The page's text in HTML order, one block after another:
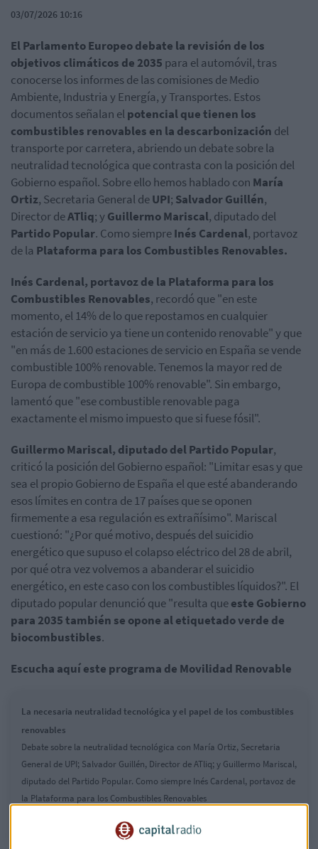
03/07/2026 10:16
El Parlamento Europeo debate la revisión de los
objetivos climáticos de 2035 para el automóvil, tras
conocerse los informes de las comisiones de Medio
Ambiente, Industria y Energía, y Transportes. Estos
documentos señalan elpotencial que tienen los
combustibles renovables en la descarbonización del
transporte por carretera, abriendo un debate sobre la
neutralidad tecnológica que contrasta con la posición del
Gobierno español. Sobre ello hemos hablado con María
Ortiz, Secretaria General deUPI; Salvador Guillén,
Director deATliq; yGuillermo Mariscal, diputado del
Partido Popular. Como siempreInés Cardenal, portavoz
de la Plataforma para los Combustibles Renovables.
Inés Cardenal, portavoz de la Plataforma para los
Combustibles Renovables, recordó que "en este
momento, el 14% de lo que repostamos en cualquier
estación de servicio ya tiene un contenido renovable" y que
"en más de 1.600 estaciones de servicio en España se vende
combustible 100% renovable. Tenemos la mayor red de
Europa de combustible 100% renovable". Sin embargo,
lamentó que "ese combustible renovable paga
exactamente el mismo impuesto que si fuese fósil".
Guillermo Mariscal, diputado del Partido Popular,
criticó la posición del Gobierno español: "Limitar esas y que
sea el propio Gobierno de España el que esté abanderando
esos límites en contra de 17 países que se oponen
firmemente a esa regulación es extrañísimo". Mariscal
cuestionó: "¿Por qué motivo, después del suicidio
energético que supuso el colapso eléctrico del 28 de abril,
por qué otra vez volvemos a abanderar el suicidio
energético, en este caso con los combustibles líquidos?". El
diputado popular denunció que "resulta queeste Gobierno
para 2035 también se opone al etiquetado verde de
biocombustibles.
Escucha aquí este programa de Movilidad Renovable
La necesaria neutralidad tecnológica y el papel de los combustibles
renovables
Debate sobre la neutralidad tecnológica con María Ortiz, Secretaria
General de UPI; Salvador Guillén, Director de ATliq; y Guillermo Mariscal,
diputado del Partido Popular. Como siempre Inés Cardenal, portavoz de
la Plataforma para los Combustibles Renovables